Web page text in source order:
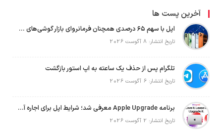
آخرین پست ها
اپل با سهم ۶۵ درصدی همچنان فرمانروای بازار گوشی‌های پریمیوم جهان است
تاریخ انتشار: 8 آگوست 2026
تلگرام پس از حذف یک ساعته به اپ استور بازگشت
تاریخ انتشار: 6 آگوست 2026
برنامه Apple Upgrade معرفی شد؛ شرایط اپل برای اجاره آیفون، آیپد، مک و اپل واچ
تاریخ انتشار: 2 آگوست 2026